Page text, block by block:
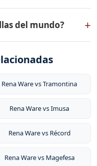
sin agua ni
Son
(gas, eléctrica,
de por vida.
en
quirúrgico
20 países de América
del mundo? +
inoxidable quirúrgico
por vida. Sus
vapor.
Rena Ware vs Tramontina
Rena Ware vs Imusa
Rena Ware vs Récord
Rena Ware vs Magefesa